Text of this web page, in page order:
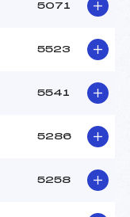
5071
5523
5541
5286
5258